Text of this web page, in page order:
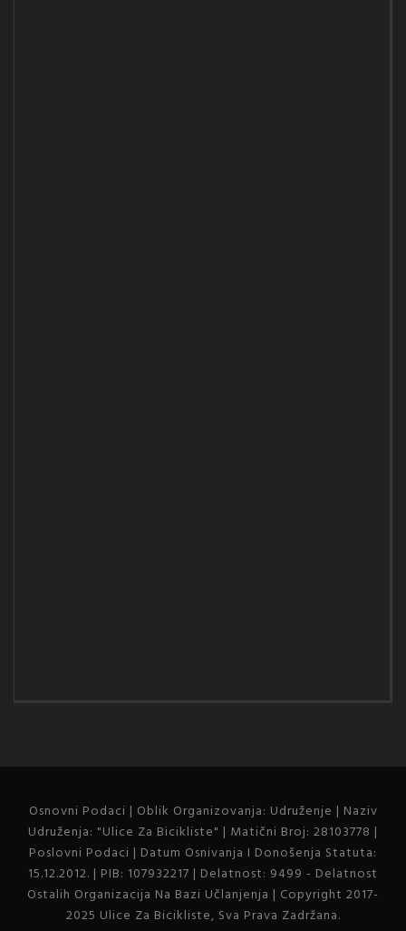
Osnovni Podaci | Oblik Organizovanja: Udruženje | Naziv
Udruženja: "Ulice Za Bicikliste" | Matični Broj: 28103778 |
Poslovni Podaci | Datum Osnivanja I Donošenja Statuta:
15.12.2012. | PIB: 107932217 | Delatnost: 9499 - Delatnost
Ostalih Organizacija Na Bazi Učlanjenja | Copyright 2017-
2025 Ulice Za Bicikliste, Sva Prava Zadržana.